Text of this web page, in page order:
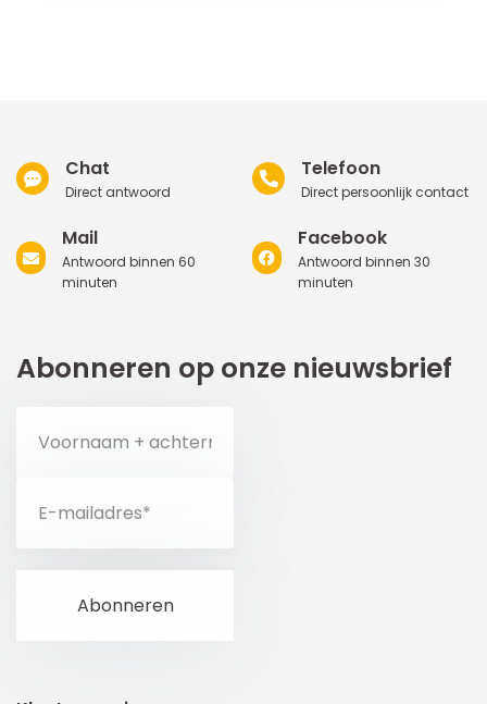
Chat
Direct antwoord
Telefoon
Direct persoonlijk contact
Mail
Antwoord binnen 60
minuten
Facebook
Antwoord binnen 30
minuten
Abonneren op onze nieuwsbrief